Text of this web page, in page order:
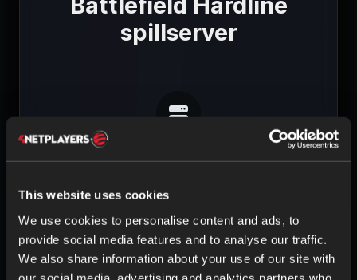
We use cookies to personalise content and ads, to
provide social media features and to analyse our traffic.
We also share information about your use of our site with
our social media, advertising and analytics partners who
spillserver
MASKINVARE AV HØY KVALITET
Intel- og AMD-prosessorer
SSD-lagring